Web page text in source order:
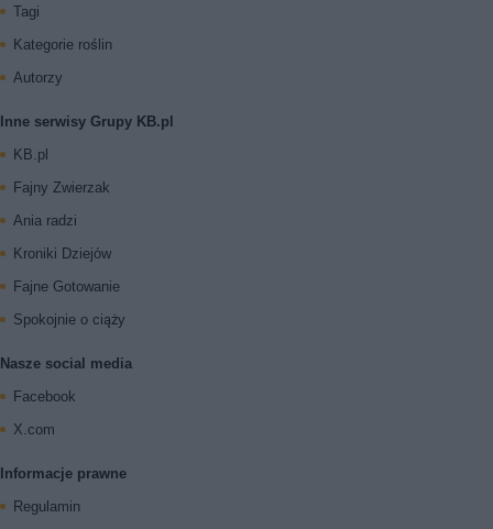
Tagi
Kategorie roślin
Autorzy
Inne serwisy Grupy KB.pl
KB.pl
Fajny Zwierzak
Ania radzi
Kroniki Dziejów
Fajne Gotowanie
Spokojnie o ciąży
Nasze social media
Facebook
X.com
Informacje prawne
Regulamin